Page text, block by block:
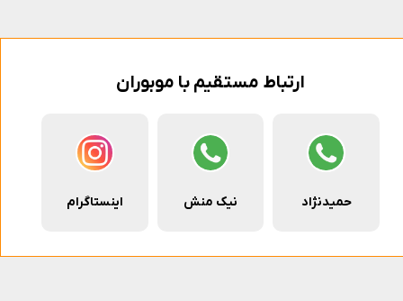
ارتباط مستقیم با موبوران
حمیدنژاد نیک منش اینستاگرام